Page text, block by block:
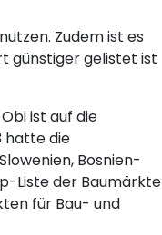
Zudem ist es
günstiger gelistet ist
ist auf die
hatte die
Bosnien-
Liste der Baumärkte
für Bau- und